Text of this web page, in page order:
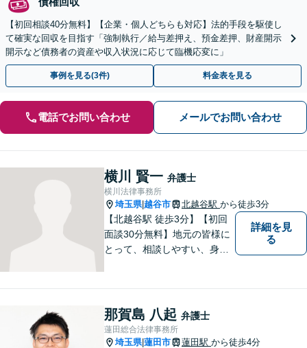
【初回相談40分無料】【企業・個人どちらも対応】法的手段を駆使し
て確実な回収を目指す「強制執行／給与差押え、預金差押、財産開示
開示など債務者の資産や収入状況に応じて臨機応変に」
事例を見る(3件) 料金表を見る
電話でお問い合わせ メールでお問い合わせ
横川 賢一 弁護士
横川法律事務所
埼玉県|越谷市 北越谷駅 から徒歩3分
【北越谷駅 徒歩3分】【初回
面談30分無料】地元の皆様に
とって、相談しやすい、身近
してよいのかと迷っている
方、ぜひ一度ご相談くださ
い。
詳細を見
る
那賀島 八起 弁護士
蓮田総合法律事務所
埼玉県|蓮田市 蓮田駅 から徒歩4分